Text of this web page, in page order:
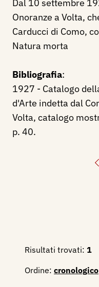
Dal 10 settembre
Onoranze a Volta,
Carducci di Como,
Natura morta
Bibliografia:
1927 - Catalogo
d'Arte indetta dal
Volta, catalogo
p. 40.
Risultati trovati: 1
Ordine: cronologico